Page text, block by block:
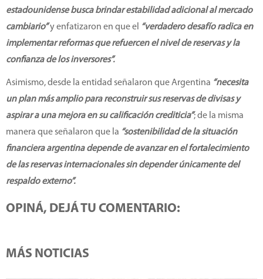
estadounidense busca brindar estabilidad adicional al mercado
cambiario”y enfatizaron en que el “verdadero desafío radica en
implementar reformas que refuercen el nivel de reservas y la
confianza de los inversores”.
Asimismo, desde la entidad señalaron que Argentina “necesita
un plan más amplio para reconstruir sus reservas de divisas y
aspirar a una mejora en su calificación crediticia”; de la misma
manera que señalaron que la “sostenibilidad de la situación
financiera argentina depende de avanzar en el fortalecimiento
de las reservas internacionales sin depender únicamente del
respaldo externo”.
OPINÁ, DEJÁ TU COMENTARIO:
MÁS NOTICIAS